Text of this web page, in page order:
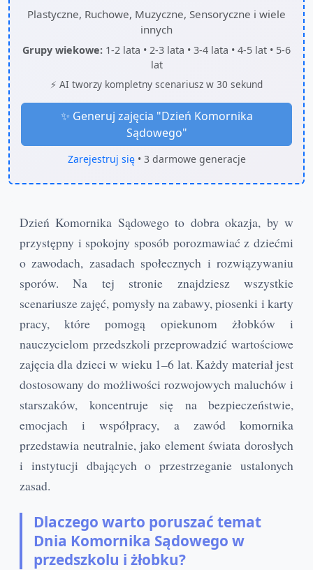
Plastyczne, Ruchowe, Muzyczne, Sensoryczne i wiele
innych
Grupy wiekowe: 1-2 lata • 2-3 lata • 3-4 lata • 4-5 lat • 5-6
lat
⚡ AI tworzy kompletny scenariusz w 30 sekund
✨ Generuj zajęcia "Dzień Komornika
Sądowego"
Zarejestruj się• 3 darmowe generacje
Dzień Komornika Sądowego to dobra okazja, by w
przystępny i spokojny sposób porozmawiać z dziećmi
o zawodach, zasadach społecznych i rozwiązywaniu
sporów. Na tej stronie znajdziesz wszystkie
scenariusze zajęć, pomysły na zabawy, piosenki i karty
pracy, które pomogą opiekunom żłobków i
nauczycielom przedszkoli przeprowadzić wartościowe
zajęcia dla dzieci w wieku 1–6 lat. Każdy materiał jest
dostosowany do możliwości rozwojowych maluchów i
starszaków, koncentruje się na bezpieczeństwie,
emocjach i współpracy, a zawód komornika
przedstawia neutralnie, jako element świata dorosłych
i instytucji dbających o przestrzeganie ustalonych
zasad.
Dlaczego warto poruszać temat
Dnia Komornika Sądowego w
przedszkolu i żłobku?